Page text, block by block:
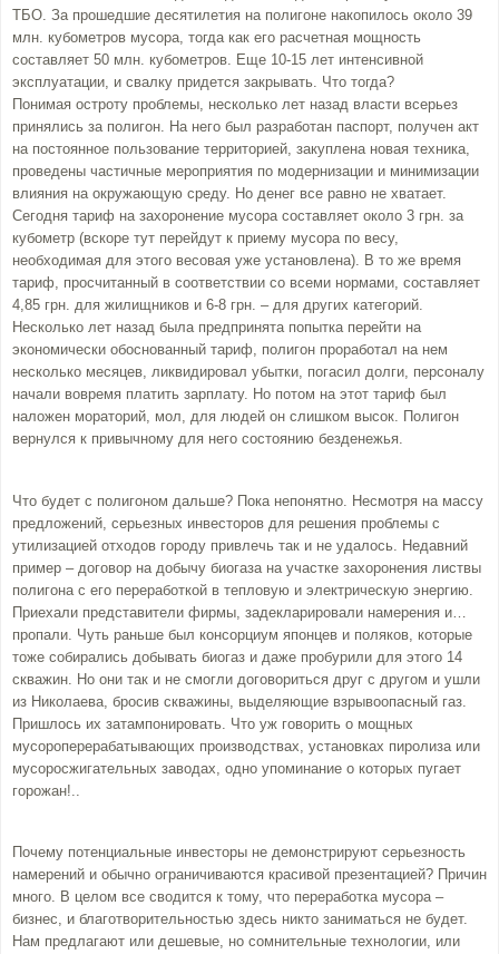
ТБО. За прошедшие десятилетия на полигоне накопилось около 39
млн. кубометров мусора, тогда как его расчетная мощность
составляет 50 млн. кубометров. Еще 10-15 лет интенсивной
эксплуатации, и свалку придется закрывать. Что тогда?
Понимая остроту проблемы, несколько лет назад власти всерьез
принялись за полигон. На него был разработан паспорт, получен акт
на постоянное пользование территорией, закуплена новая техника,
проведены частичные мероприятия по модернизации и минимизации
влияния на окружающую среду. Но денег все равно не хватает.
Сегодня тариф на захоронение мусора составляет около 3 грн. за
кубометр (вскоре тут перейдут к приему мусора по весу,
необходимая для этого весовая уже установлена). В то же время
тариф, просчитанный в соответствии со всеми нормами, составляет
4,85 грн. для жилищников и 6-8 грн. – для других категорий.
Несколько лет назад была предпринята попытка перейти на
экономически обоснованный тариф, полигон проработал на нем
несколько месяцев, ликвидировал убытки, погасил долги, персоналу
начали вовремя платить зарплату. Но потом на этот тариф был
наложен мораторий, мол, для людей он слишком высок. Полигон
вернулся к привычному для него состоянию безденежья.
Что будет с полигоном дальше? Пока непонятно. Несмотря на массу
предложений, серьезных инвесторов для решения проблемы с
утилизацией отходов городу привлечь так и не удалось. Недавний
пример – договор на добычу биогаза на участке захоронения листвы
полигона с его переработкой в тепловую и электрическую энергию.
Приехали представители фирмы, задекларировали намерения и…
пропали. Чуть раньше был консорциум японцев и поляков, которые
тоже собирались добывать биогаз и даже пробурили для этого 14
скважин. Но они так и не смогли договориться друг с другом и ушли
из Николаева, бросив скважины, выделяющие взрывоопасный газ.
Пришлось их затампонировать. Что уж говорить о мощных
мусороперерабатывающих производствах, установках пиролиза или
мусоросжигательных заводах, одно упоминание о которых пугает
горожан!..
Почему потенциальные инвесторы не демонстрируют серьезность
намерений и обычно ограничиваются красивой презентацией? Причин
много. В целом все сводится к тому, что переработка мусора –
бизнес, и благотворительностью здесь никто заниматься не будет.
Нам предлагают или дешевые, но сомнительные технологии, или